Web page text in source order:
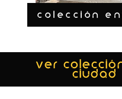
COLECCIÓN
ver
ciudad